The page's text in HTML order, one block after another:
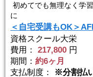
（１）最短で、FP3級の全体
→やみくもな暗記ではなく
近道です。
（２）約5分で、ポイント
→1回約5分で、FP3級合格ポ
→全体像を理解した後、苦手
初めてでも無理なく学
に
＜自宅受講もOK＞
資格スクール大栄
費用：
217,800 円
期間： 約6ヶ月
支払制度：
※分割払